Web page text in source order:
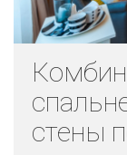
стены